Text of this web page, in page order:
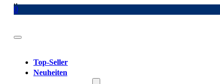
0
Top-Seller
Neuheiten